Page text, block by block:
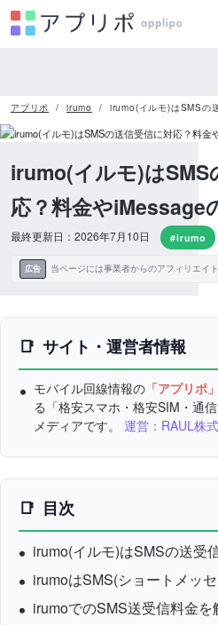
アプリポ irumo irumo(イルモ)はSMSの
irumo(イルモ)はSMS
応？料金やiMessage
最終更新日：2026年7月10日 #irumo
広告 当ページには事業者からのアフィリエイ
サイト・運営者情報
モバイル回線情報の 「アプリポ」
る「格安スマホ・格安SIM・通
メディアです。 運営：RAUL株
目次
irumo(イルモ)はSMSの送受
irumoはSMS(ショートメッ
irumoでのSMS送受信料金を